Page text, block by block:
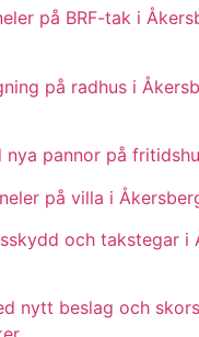
på BRF-tak i
på radhus i
nya pannor på
på villa i
och takstegar i
nytt beslag och